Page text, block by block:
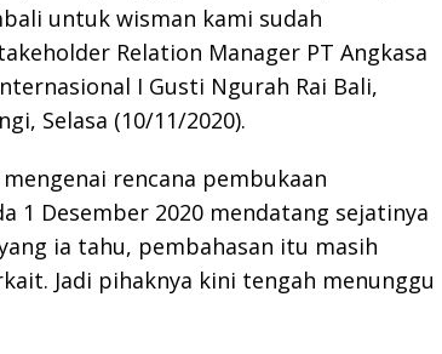
untuk wisman kami sudah
Relation Manager PT Angkasa
I Gusti Ngurah Rai Bali,
Selasa (10/11/2020).
rencana pembukaan
1 Desember 2020 mendatang sejatinya
ia tahu, pembahasan itu masih
Jadi pihaknya kini tengah menunggu